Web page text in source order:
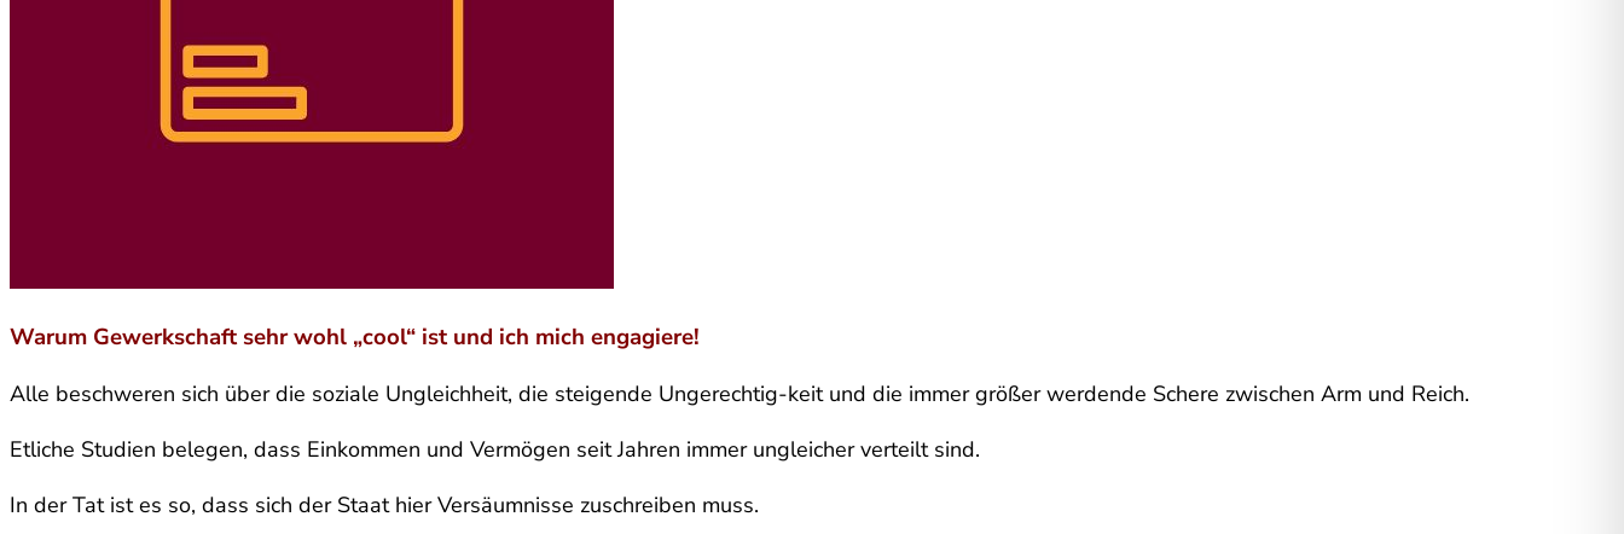
Warum Gewerkschaft sehr wohl „cool“ ist und ich mich engagiere!
Alle beschweren sich über die soziale Ungleichheit, die steigende Ungerechtig-keit und die immer größer werdende Schere zwischen Arm und Reich.
Etliche Studien belegen, dass Einkommen und Vermögen seit Jahren immer ungleicher verteilt sind.
In der Tat ist es so, dass sich der Staat hier Versäumnisse zuschreiben muss.